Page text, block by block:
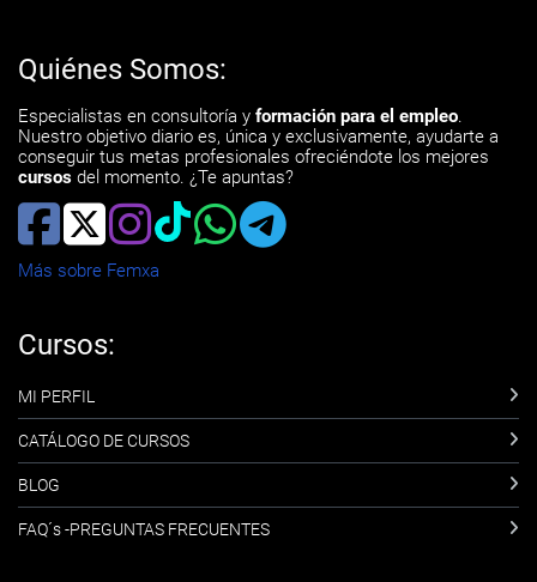
Quiénes Somos:
Especialistas en consultoría y formación para el empleo.
Nuestro objetivo diario es, única y exclusivamente, ayudarte a
conseguir tus metas profesionales ofreciéndote los mejores
cursos del momento. ¿Te apuntas?
Más sobre Femxa
Cursos:
MI PERFIL
CATÁLOGO DE CURSOS
BLOG
FAQ´s -PREGUNTAS FRECUENTES